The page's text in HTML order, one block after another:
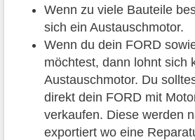
Wenn zu viele Bauteile
sich ein Austauschmotor.
Wenn du dein FORD
möchtest, dann lohnt sich
Austauschmotor. Du
direkt dein FORD mit
verkaufen. Diese werden
exportiert wo eine